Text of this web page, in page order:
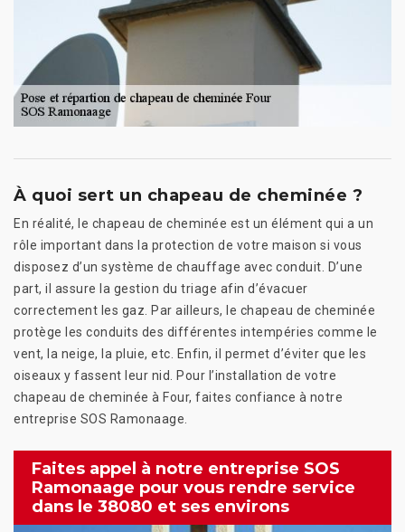
À quoi sert un chapeau de cheminée ?
En réalité, le chapeau de cheminée est un élément qui a un
rôle important dans la protection de votre maison si vous
disposez d’un système de chauffage avec conduit. D’une
part, il assure la gestion du triage afin d’évacuer
correctement les gaz. Par ailleurs, le chapeau de cheminée
protège les conduits des différentes intempéries comme le
vent, la neige, la pluie, etc. Enfin, il permet d’éviter que les
oiseaux y fassent leur nid. Pour l’installation de votre
chapeau de cheminée à Four, faites confiance à notre
entreprise SOS Ramonaage.
Faites appel à notre entreprise SOS
Ramonaage pour vous rendre service
dans le 38080 et ses environs